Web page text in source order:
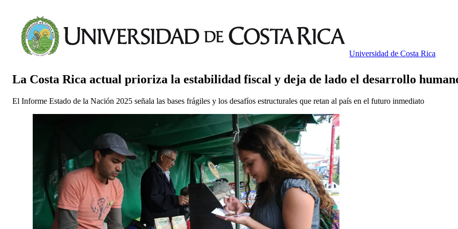
Universidad de Costa Rica
La Costa Rica actual prioriza la estabilidad fiscal y deja de lado el desarrollo
El Informe Estado de la Nación 2025 señala las bases frágiles y los desafíos estructurales que retan al país en el futuro inmediato